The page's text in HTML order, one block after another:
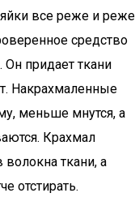
все реже и реже
средство
придает ткани
Накрахмаленные
меньше мнутся, а
Крахмал
волокна ткани, а
отстирать.